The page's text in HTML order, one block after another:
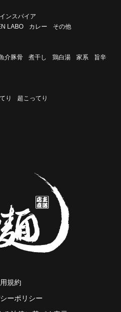
ンスパイア
LABO カレー その他
介豚骨 煮干し 鶏白湯 家系
旨辛
り 超こってり
規約
ーポリシー